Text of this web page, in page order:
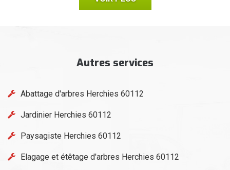
Autres services
Abattage d'arbres Herchies 60112
Jardinier Herchies 60112
Paysagiste Herchies 60112
Elagage et étêtage d'arbres Herchies 60112